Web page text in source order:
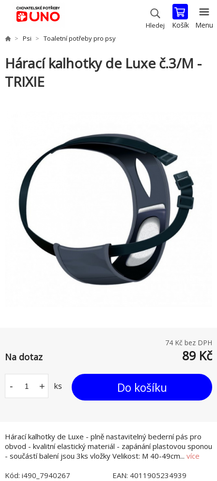
Hledej Košík Menu
Psi Toaletní potřeby pro psy
Hárací kalhotky de Luxe č.3/M -
TRIXIE
Hárací kalhotky de Luxe - plně nastavitelný bederní pás pro
obvod - kvalitní elastický materiál - zapánání plastovou sponou
- součástí balení jsou 3ks vložky Velikost: M 40-49cm... více
74 Kč bez DPH
Na dotaz 89 Kč
- + ks Do košíku
Kód: i490_7940267 EAN: 4011905234939